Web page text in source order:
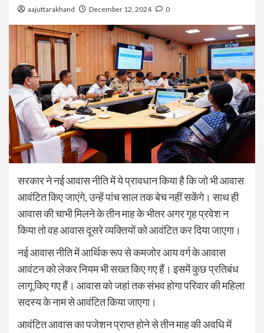
aajuttarakhand December 12, 2024 0
सरकार ने नई आवास नीति में ये प्रावधान किया है कि जो भी आवास
आवंटित किए जाएंगे, उन्हें पांच साल तक बेच नहीं सकेंगे। साथ ही
आवास की चाभी मिलने के तीन माह के भीतर अगर गृह प्रवेश न
किया तो वह आवास दूसरे व्यक्तियों को आवंटित कर दिया जाएगा।
नई आवास नीति में आर्थिक रूप से कमजोर आय वर्ग के आवास
आवंटन को लेकर नियम भी सख्त किए गए हैं। इसमें कुछ प्रतिबंध
लागू किए गए हैं। आवास को जहां तक संभव होगा परिवार की महिला
सदस्य के नाम से आवंटित किया जाएगा।
आवंटित आवास का पजेशन प्राप्त होने से तीन माह की अवधि में